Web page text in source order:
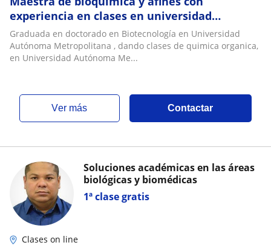
experiencia en clases en universidad
autonoma metropolitana
Graduada en doctorado en Biotecnología en Universidad
Autónoma Metropolitana , dando clases de quimica organica,
en Universidad Autónoma Me...
ver más Contactar
1ª clase gratis
Soluciones académicas en las áreas
biológicas y biomédicas
Clases on line